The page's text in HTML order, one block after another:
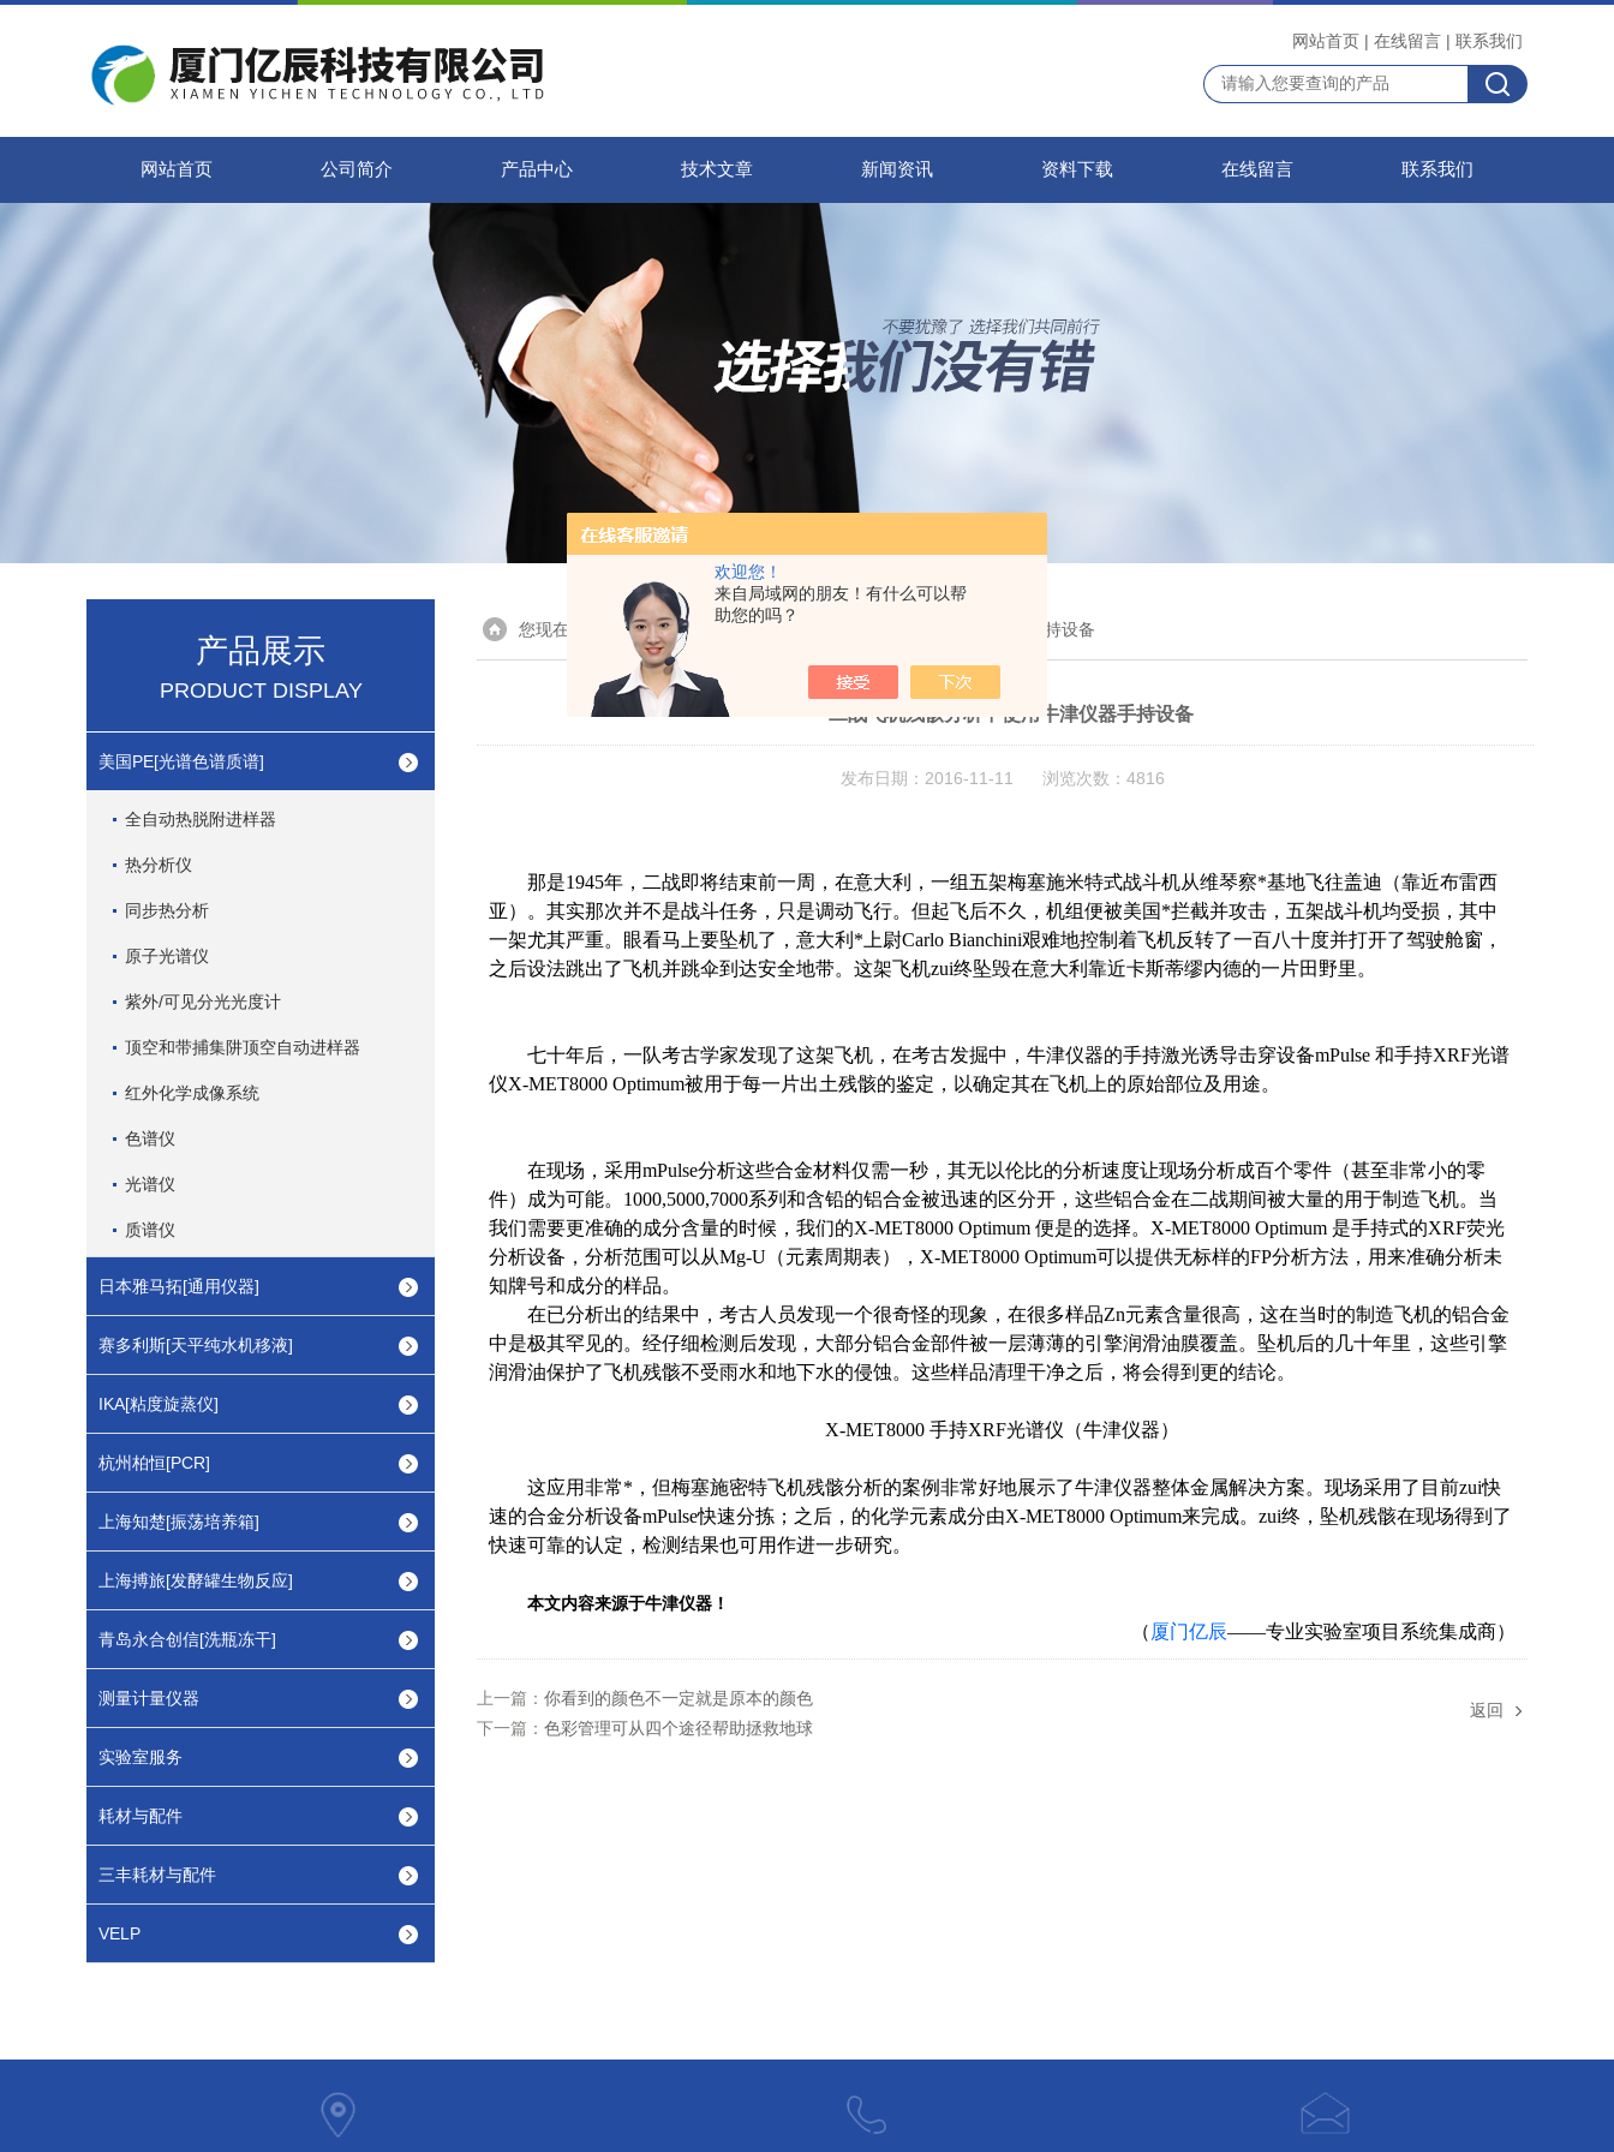
欢迎您！
来自局域网的朋友！有什么可以帮
助您的吗？
网站首页 | 在线留言 | 联系我们
网站首页 公司简介 产品中心 技术文章 新闻资讯 资料下载 在线留言 联系我们
产品展示
PRODUCT DISPLAY
美国PE[光谱色谱质谱]
全自动热脱附进样器
热分析仪
同步热分析
原子光谱仪
紫外/可见分光光度计
顶空和带捕集阱顶空自动进样器
红外化学成像系统
色谱仪
光谱仪
质谱仪
日本雅马拓[通用仪器]
赛多利斯[天平纯水机移液]
IKA[粘度旋蒸仪]
杭州柏恒[PCR]
上海知楚[振荡培养箱]
上海搏旅[发酵罐生物反应]
青岛永合创信[洗瓶冻干]
测量计量仪器
实验室服务
耗材与配件
三丰耗材与配件
VELP
您现在的位置：首页> 技术文章 > 二战飞机残骸分析中使用牛津仪器手持设备
二战飞机残骸分析中使用牛津仪器手持设备
发布日期：2016-11-11 浏览次数：4816
那是1945年，二战即将结束前一周，在意大利，一组五架梅塞施米特式战斗机从维琴察*基地飞往盖迪（靠近布雷西
亚）。其实那次并不是战斗任务，只是调动飞行。但起飞后不久，机组便被美国*拦截并攻击，五架战斗机均受损，其中
一架尤其严重。眼看马上要坠机了，意大利*上尉Carlo Bianchini艰难地控制着飞机反转了一百八十度并打开了驾驶舱窗，
之后设法跳出了飞机并跳伞到达安全地带。这架飞机zui终坠毁在意大利靠近卡斯蒂缪内德的一片田野里。
七十年后，一队考古学家发现了这架飞机，在考古发掘中，牛津仪器的手持激光诱导击穿设备mPulse 和手持XRF光谱
仪X-MET8000 Optimum被用于每一片出土残骸的鉴定，以确定其在飞机上的原始部位及用途。
在现场，采用mPulse分析这些合金材料仅需一秒，其无以伦比的分析速度让现场分析成百个零件（甚至非常小的零
件）成为可能。1000,5000,7000系列和含铅的铝合金被迅速的区分开，这些铝合金在二战期间被大量的用于制造飞机。当
我们需要更准确的成分含量的时候，我们的X-MET8000 Optimum 便是的选择。X-MET8000 Optimum 是手持式的XRF荧光
分析设备，分析范围可以从Mg-U（元素周期表），X-MET8000 Optimum可以提供无标样的FP分析方法，用来准确分析未
知牌号和成分的样品。
在已分析出的结果中，考古人员发现一个很奇怪的现象，在很多样品Zn元素含量很高，这在当时的制造飞机的铝合金
中是极其罕见的。经仔细检测后发现，大部分铝合金部件被一层薄薄的引擎润滑油膜覆盖。坠机后的几十年里，这些引擎
润滑油保护了飞机残骸不受雨水和地下水的侵蚀。这些样品清理干净之后，将会得到更的结论。
X-MET8000 手持XRF光谱仪（牛津仪器）
这应用非常*，但梅塞施密特飞机残骸分析的案例非常好地展示了牛津仪器整体金属解决方案。现场采用了目前zui快
速的合金分析设备mPulse快速分拣；之后，的化学元素成分由X-MET8000 Optimum来完成。zui终，坠机残骸在现场得到了
快速可靠的认定，检测结果也可用作进一步研究。
本文内容来源于牛津仪器！
（ 厦门亿辰——专业实验室项目系统集成商）
上一篇： 你看到的颜色不一定就是原本的颜色
下一篇： 色彩管理可从四个途径帮助拯救地球
返回